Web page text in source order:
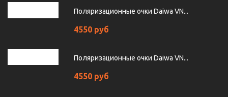
Поляризационные очки Daiwa VN...
4550 руб
Поляризационные очки Daiwa VN...
4550 руб